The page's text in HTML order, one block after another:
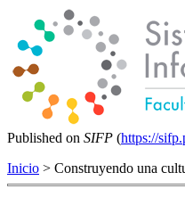
Published on SIFP (https://
Inicio > Construyendo una